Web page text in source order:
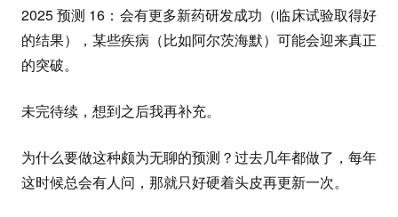
2025 预测 16：会有更多新药研发成功（临床试验取得好
的结果），某些疾病（比如阿尔茨海默）可能会迎来真正
的突破。
未完待续，想到之后我再补充。
为什么要做这种颇为无聊的预测？过去几年都做了，每年
这时候总会有人问，那就只好硬着头皮再更新一次。